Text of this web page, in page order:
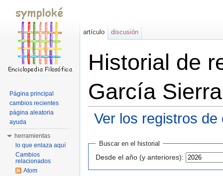
Historial de
García
Ver los registros de
Buscar en el historial
Desde el año (y anteriores):
artículo discusión
Página principal
cambios recientes
página aleatoria
ayuda
herramientas
lo que enlaza aquí
Cambios
relacionados
Atom